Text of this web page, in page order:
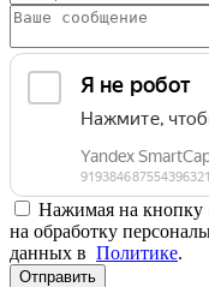
Нажимая на кнопку
на обработку
данных в Политике.
Отправить